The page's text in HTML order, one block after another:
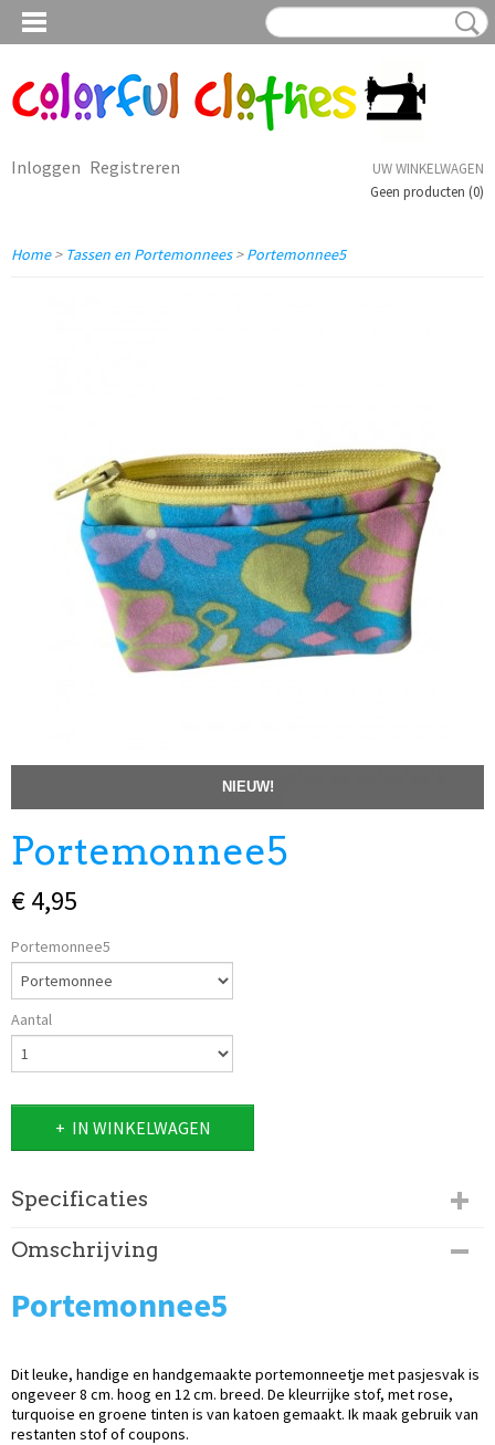
Inloggen Registreren
UW WINKELWAGEN
Geen producten (0)
Home> Tassen en Portemonnees>Portemonnee5
NIEUW!
Portemonnee5
€ 4,95
Portemonnee5
Aantal
IN WINKELWAGEN
Specificaties
Productcode
224-342
Omschrijving
Portemonnee5
Dit leuke, handige en handgemaakte portemonneetje met pasjesvak is
ongeveer 8 cm. hoog en 12 cm. breed. De kleurrijke stof, met rose,
turquoise en groene tinten is van katoen gemaakt. Ik maak gebruik van
restanten stof of coupons.